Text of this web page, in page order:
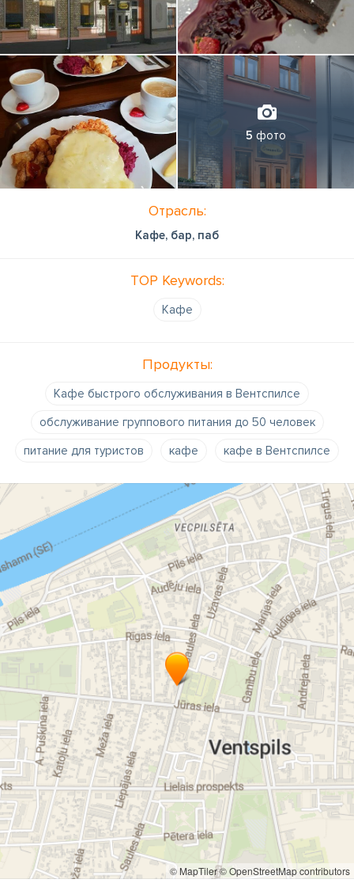
5 фото
Отрасль:
Кафе, бар, паб
TOP Keywords:
Кафе
Продукты:
Кафе быстрого обслуживания в Вентспилсе
обслуживание группового питания до 50 человек
питание для туристов
кафе кафе в Вентспилсе
© MapTiler© OpenStreetMap contributors